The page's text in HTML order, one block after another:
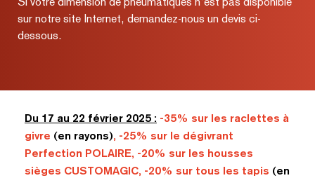
Si votre dimension de pneumatiques n’est pas disponible
sur notre site Internet, demandez-nous un devis ci-
dessous.
Du 17 au 22 février 2025 : -35% sur les raclettes à
givre (en rayons), -25% sur le dégivrant
Perfection POLAIRE, -20% sur les housses
sièges CUSTOMAGIC, -20% sur tous les tapis (en